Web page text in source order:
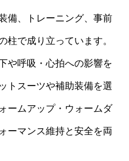
備、トレーニング、事前
柱で成り立っています。
や呼吸・心拍への影響を
トスーツや補助装備を選
ームアップ・ウォームダ
ーマンス維持と安全を両